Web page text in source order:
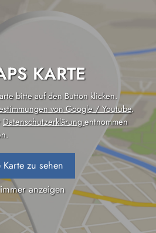
KARTE
bitte auf den Button klicken.
von Google / Youtube.
Datenschutzerklärungentnommen
zu sehen
anzeigen